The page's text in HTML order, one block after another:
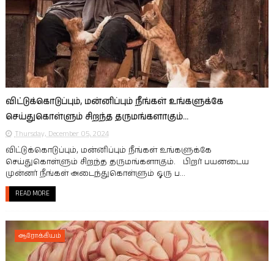
விட்டுக்கொடுப்பும், மன்னிப்பும் நீங்கள் உங்களுக்கே
செய்துகொள்ளும் சிறந்த தருமங்களாகும்...
Thursday, December 05, 2024
விட்டுக்கொடுப்பும், மன்னிப்பும் நீங்கள் உங்களுக்கே
செய்துகொள்ளும் சிறந்த தருமங்களாகும். பிறர் பயனடைய
முன்னர் நீங்கள் அடைந்துகொள்ளும் ஒரு ப...
READ MORE
ஆரோக்கியம்